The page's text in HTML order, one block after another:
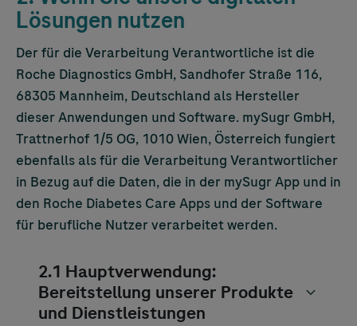
Lösungen nutzen
Der für die Verarbeitung Verantwortliche ist die
Roche Diagnostics GmbH, Sandhofer Straße 116,
68305 Mannheim, Deutschland als Hersteller
dieser Anwendungen und Software. mySugr GmbH,
Trattnerhof 1/5 OG, 1010 Wien, Österreich fungiert
ebenfalls als für die Verarbeitung Verantwortlicher
in Bezug auf die Daten, die in der mySugr App und in
den Roche Diabetes Care Apps und der Software
für berufliche Nutzer verarbeitet werden.
2.1 Hauptverwendung:
Bereitstellung unserer Produkte
und Dienstleistungen